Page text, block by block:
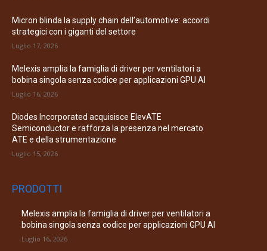
Micron blinda la supply chain dell’automotive: accordi
strategici con i giganti del settore
Luglio 17, 2026
Melexis amplia la famiglia di driver per ventilatori a
bobina singola senza codice per applicazioni GPU AI
Luglio 16, 2026
Diodes Incorporated acquisisce ElevATE
Semiconductor e rafforza la presenza nel mercato
ATE e della strumentazione
Luglio 15, 2026
PRODOTTI
Melexis amplia la famiglia di driver per ventilatori a
bobina singola senza codice per applicazioni GPU AI
Luglio 16, 2026